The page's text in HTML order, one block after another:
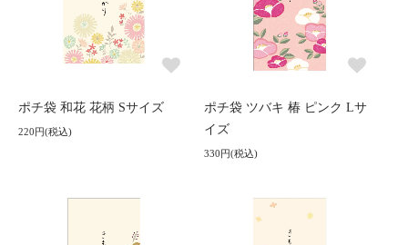
ポチ袋 和花 花柄 Sサイズ
220円(税込)
ポチ袋 ツバキ 椿 ピンク Lサ
イズ
330円(税込)